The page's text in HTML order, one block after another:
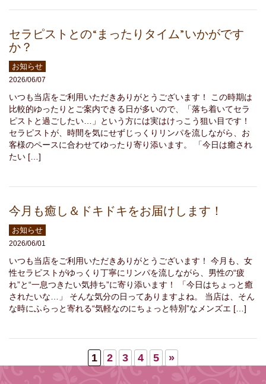
セラピストとの“まったりタイム”いかがです
か？
お知らせ
2026/06/07
いつも当店をご利用いただきありがとうございます！ この時期は
比較的ゆったりとご案内できる日が多いので、「落ち着いてセラ
ピストと過ごしたい…」という方には実はけっこう狙い目です！
セラピストが、時間を気にせずじっくりリンパを流しながら、お
客様のペースに合わせてゆったり寄り添います。 「今日は癒され
たい […]
今月も癒し＆ドキドキをお届けします！
お知らせ
2026/06/01
いつも当店をご利用いただきありがとうございます！ 今月も、女
性セラピストがゆっくり丁寧にリンパを流しながら、男性の“疲
れ”と“一息つきたい気持ち”に寄り添います！ 「今日はちょっと癒
されたいな…」 そんな気分の日ってありますよね。 当店は、そん
な時にふらっと寄れる“気軽なのにちょっと特別”なメンズエ […]
1 2 3 4 5 »